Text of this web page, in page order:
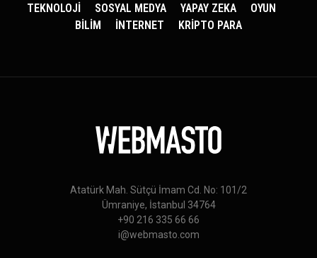
TEKNOLOJİ SOSYAL MEDYA YAPAY ZEKA
OYUN
BİLİM
İNTERNET KRİPTO PARA
Atatürk Mah. Sütçü İmam Cd. No: 101/2
Ümraniye, İstanbul 34764
+90 216 335 66 66
i@webmasto.com